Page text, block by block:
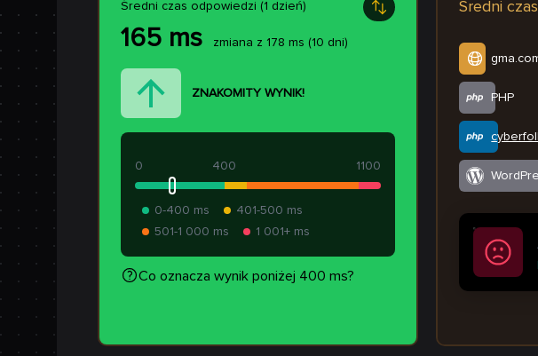
Średni czas odpowiedzi (1 dzień)
165 ms zmiana z 178 ms (10 dni)
ZNAKOMITY WYNIK!
400
0 1100
0-400 ms
401-500 ms
501-1 000 ms
1 001+ ms
Co oznacza wynik poniżej 400 ms?
Średni
PHP